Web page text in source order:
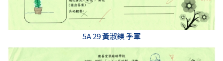
5A 29 黃淑鎂 季軍